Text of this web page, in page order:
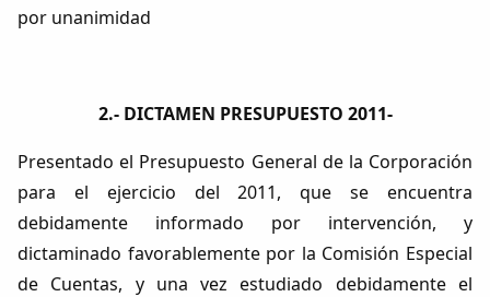
por unanimidad
2.- DICTAMEN PRESUPUESTO 2011-
Presentado el Presupuesto General de la Corporación
para el ejercicio del 2011, que se encuentra
debidamente informado por intervención, y
dictaminado favorablemente por la Comisión Especial
de Cuentas, y una vez estudiado debidamente el